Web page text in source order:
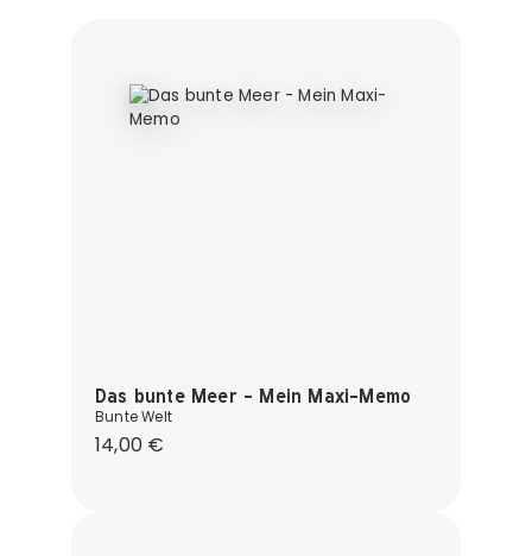
Das bunte Meer - Mein Maxi-Memo
Bunte Welt
Regulärer Preis:
14,00 €